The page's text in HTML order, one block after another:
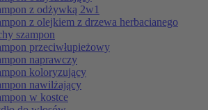
z odżywką 2w1
z olejkiem z drzewa herbacianego
szampon
przeciwłupieżowy
naprawczy
koloryzujący
nawilżający
w kostce